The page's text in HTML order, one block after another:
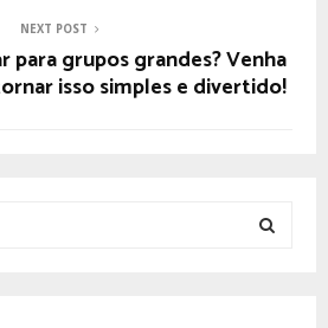
NEXT POST
para grupos grandes? Venha
isso simples e divertido!